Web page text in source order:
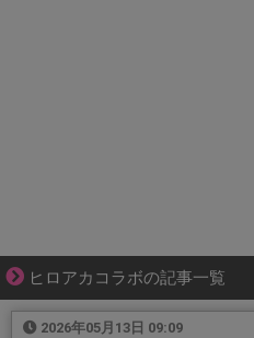
ヒロアカコラボの記事一覧
2026年05月13日 09:09